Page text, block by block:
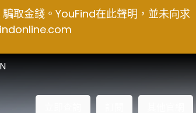
取金錢。YouFind在此聲明，並未向求